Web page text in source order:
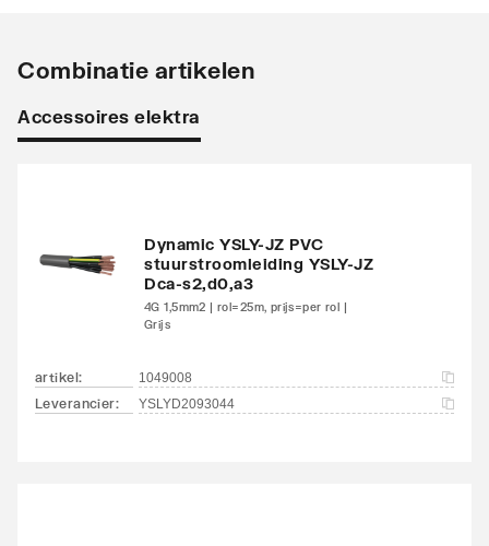
Koelvermogen
Geschikt voor
zwembadwaterverwarmi
Met elektrisch
verwarmingselement
Ja
verwarmingselement
Combinatie artikelen
Accessoires elektra
Dynamic YSLY-JZ PVC
stuurstroomleiding YSLY-JZ
Dca-s2,d0,a3
4G 1,5mm2 | rol=25m, prijs=per rol |
Grijs
artikel: 1049008
Leverancier: YSLYD2093044